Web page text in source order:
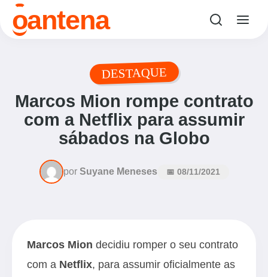
oantena
DESTAQUE
Marcos Mion rompe contrato
com a Netflix para assumir
sábados na Globo
por Suyane Meneses 📅 08/11/2021
Marcos Mion decidiu romper o seu contrato
com a Netflix, para assumir oficialmente as